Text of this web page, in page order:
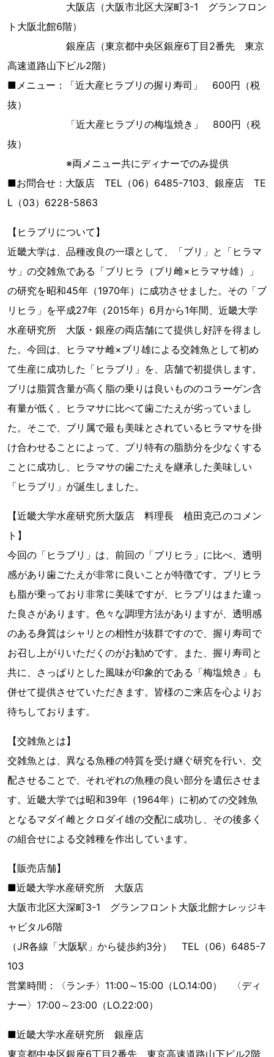
大阪店（大阪市北区大深町3-1 グランフロン
ト大阪北館6階）
銀座店（東京都中央区銀座6丁目2番先 東京
高速道路山下ビル2階）
■メニュー：「近大産ヒラブリの握り寿司」 600円（税
抜）
「近大産ヒラブリの梅塩焼き」 800円（税
抜）
※両メニュー共にディナーでのみ提供
■お問合せ：大阪店 TEL（06）6485-7103、銀座店 TE
L（03）6228-5863
【ヒラブリについて】
近畿大学は、品種改良の一環として、「ブリ」と「ヒラマ
サ」の交雑魚である「ブリヒラ（ブリ雌×ヒラマサ雄）」
の研究を昭和45年（1970年）に成功させました。その「ブ
リヒラ」を平成27年（2015年）6月から1年間、近畿大学
水産研究所 大阪・銀座の両店舗にて提供し好評を得まし
た。今回は、ヒラマサ雌×ブリ雄による交雑魚として初め
て生産に成功した「ヒラブリ」を、店舗で初提供します。
ブリは脂質含量が高く脂の乗りは良いもののコラーゲン含
有量が低く、ヒラマサに比べて歯ごたえが劣っていまし
た。そこで、ブリ属で最も美味とされているヒラマサを掛
け合わせることによって、ブリ特有の脂肪分を少なくする
ことに成功し、ヒラマサの歯ごたえを継承した美味しい
「ヒラブリ」が誕生しました。
【近畿大学水産研究所大阪店 料理長 植田克己のコメン
ト】
今回の「ヒラブリ」は、前回の「ブリヒラ」に比べ、透明
感があり歯ごたえが非常に良いことが特徴です。ブリヒラ
も脂が乗っており非常に美味ですが、ヒラブリはまた違っ
た良さがあります。色々な調理方法がありますが、透明感
のある身質はシャリとの相性が抜群ですので、握り寿司で
お召し上がりいただくのがお勧めです。また、握り寿司と
共に、さっぱりとした風味が印象的である「梅塩焼き」も
併せて提供させていただきます。皆様のご来店を心よりお
待ちしております。
【交雑魚とは】
交雑魚とは、異なる魚種の特質を受け継ぐ研究を行い、交
配させることで、それぞれの魚種の良い部分を遺伝させま
す。近畿大学では昭和39年（1964年）に初めての交雑魚
となるマダイ雌とクロダイ雄の交配に成功し、その後多く
の組合せによる交雑種を作出しています。
【販売店舗】
■近畿大学水産研究所 大阪店
大阪市北区大深町3-1 グランフロント大阪北館ナレッジキ
ャピタル6階
（JR各線「大阪駅」から徒歩約3分） TEL（06）6485-7
103
営業時間：〈ランチ〉11:00～15:00（LO.14:00） 〈ディ
ナー〉17:00～23:00（LO.22:00）
■近畿大学水産研究所 銀座店
東京都中央区銀座6丁目2番先 東京高速道路山下ビル2階